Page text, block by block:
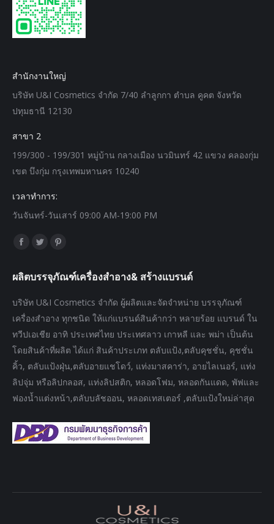
สำนักงานใหญ่
บริษัท U&I Cosmetics จำกัด 7/40 ลำลูกกา ตำบล คูคต จังหวัด
ปทุมธานี 12130
สาขา 2
199/300 - 199/301 หมู่บ้าน กลางเมือง นวมินทร์ 42 แขวง คลองกุ่ม
เขต บึงกุ่ม กรุงเทพมหานคร 10240
เวลาทำการ:
วันจันทร์-วันเสาร์ 09:00 AM-19:00 PM
Find us on:
Facebook
opens
in
new
window
Twitter
opens
new
window
Pinterest
opens
window
ผลิตบรรจุภัณฑ์เครื่องสำอาง& สร้างแบรนด์
บริษัท U&I Cosmetics จำกัด ผู้ผลิตและจัดจำหน่าย บรรจุภัณฑ์
เครื่องสำอาง ทุกชนิด ให้แก่แบรนด์สินค้ากว่า หลายร้อย แบรนด์ ใน
ทวีปเอเชีย อาทิ ประเทศไทย ประเทศลาว เกาหลี และ พม่า เป็นต้น
โดยสินค้าที่ผลิต ได้แก่ สินค้าประเภท ตลับแป้ง,ตลับคุชชั่น, คุชชั่น
คิ้ว, ตลับแป้งฝุ่น,ตลับอายแชโดว์, แท่งมาสคาร่า, อายไลเนอร์, แท่ง
ลิปจุ่ม หรือลิปกลอส, แท่งลิปสติก, หลอดโฟม, หลอดกันแดด, พัฟและ
ฟองน้ำแต่งหน้า,ตลับบลัชออน, หลอดเทสเตอร์ ,ตลับแป้งใหม่ล่าสุด